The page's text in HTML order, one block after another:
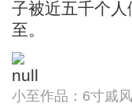
子被近五千个
至。
小至作品：6寸戚风